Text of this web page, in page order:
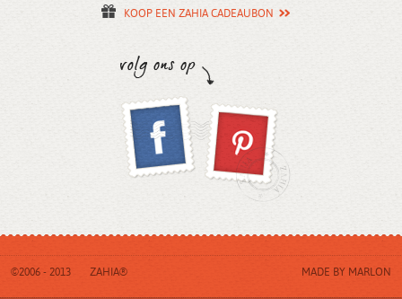
KOOP EEN ZAHIA CADEAUBON
©2006 - 2013 ZAHIA® MADE BY MARLON